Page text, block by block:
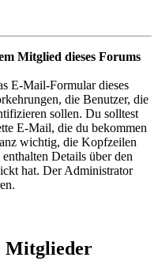
Mitglied dieses Forums
E-Mail-Formular dieses
die Benutzer, die
sollen. Du solltest
E-Mail, die du bekommen
wichtig, die Kopfzeilen
Details über den
hat. Der Administrator
Mitglieder